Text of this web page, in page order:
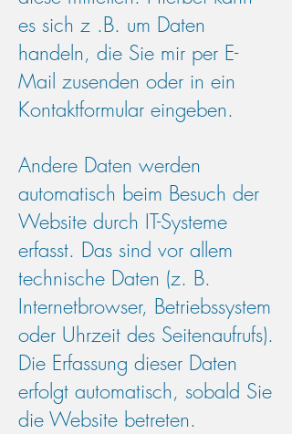
es sich z .B. um Daten
handeln, die Sie mir per E-
Mail zusenden oder in ein
Kontaktformular eingeben.
Andere Daten werden
automatisch beim Besuch der
Website durch IT-Systeme
erfasst. Das sind vor allem
technische Daten (z. B.
Internetbrowser, Betriebssystem
oder Uhrzeit des Seitenaufrufs).
Die Erfassung dieser Daten
erfolgt automatisch, sobald Sie
die Website betreten.